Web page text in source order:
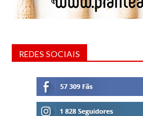
REDES SOCIAIS